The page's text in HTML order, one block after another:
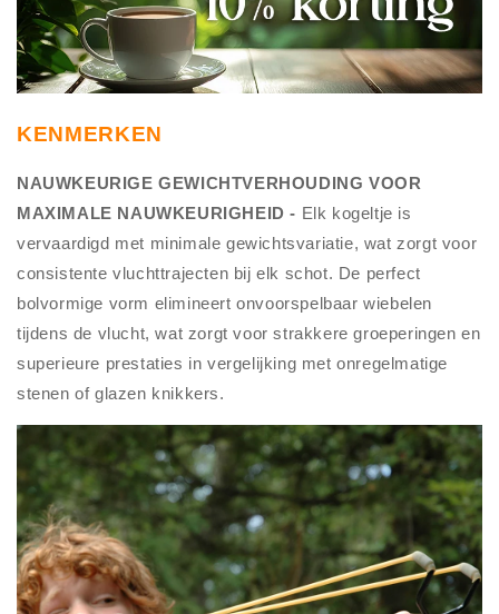
KENMERKEN
NAUWKEURIGE GEWICHTVERHOUDING VOOR
MAXIMALE NAUWKEURIGHEID - Elk kogeltje is
vervaardigd met minimale gewichtsvariatie, wat zorgt voor
consistente vluchttrajecten bij elk schot. De perfect
bolvormige vorm elimineert onvoorspelbaar wiebelen
tijdens de vlucht, wat zorgt voor strakkere groeperingen en
superieure prestaties in vergelijking met onregelmatige
stenen of glazen knikkers.